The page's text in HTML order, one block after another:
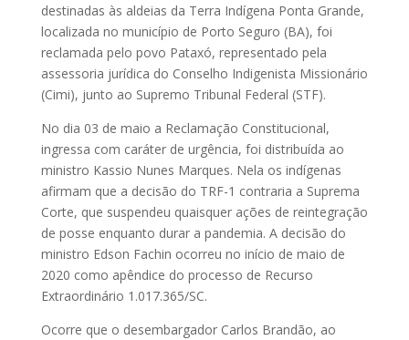
destinadas às aldeias da Terra Indígena Ponta Grande,
localizada no município de Porto Seguro (BA), foi
reclamada pelo povo Pataxó, representado pela
assessoria jurídica do Conselho Indigenista Missionário
(Cimi), junto ao Supremo Tribunal Federal (STF).
No dia 03 de maio a Reclamação Constitucional,
ingressa com caráter de urgência, foi distribuída ao
ministro Kassio Nunes Marques. Nela os indígenas
afirmam que a decisão do TRF-1 contraria a Suprema
Corte, que suspendeu quaisquer ações de reintegração
de posse enquanto durar a pandemia. A decisão do
ministro Edson Fachin ocorreu no início de maio de
2020 como apêndice do processo de Recurso
Extraordinário 1.017.365/SC.
Ocorre que o desembargador Carlos Brandão, ao